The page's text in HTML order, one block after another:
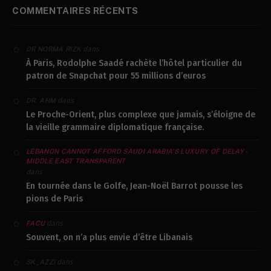
COMMENTAIRES RÉCENTS
DR NORMA RIZK dans
À Paris, Rodolphe Saadé rachète l’hôtel particulier du
patron de Snapchat pour 55 millions d’euros
DR. AHM dans
Le Proche-Orient, plus complexe que jamais, s’éloigne de
la vieille grammaire diplomatique française.
LEBANON CANNOT AFFORD SAUDI ARABIA’S LUXURY OF DELAY -
MIDDLE EAST TRANSPARENT
dans
En tournée dans le Golfe, Jean-Noël Barrot pousse les
pions de Paris
FACUdans
Souvent, on n’a plus envie d’être Libanais
SK_AZZIdans